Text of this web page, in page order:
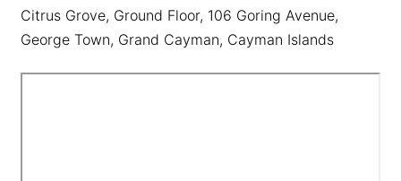
Citrus Grove, Ground Floor, 106 Goring Avenue,
George Town, Grand Cayman, Cayman Islands